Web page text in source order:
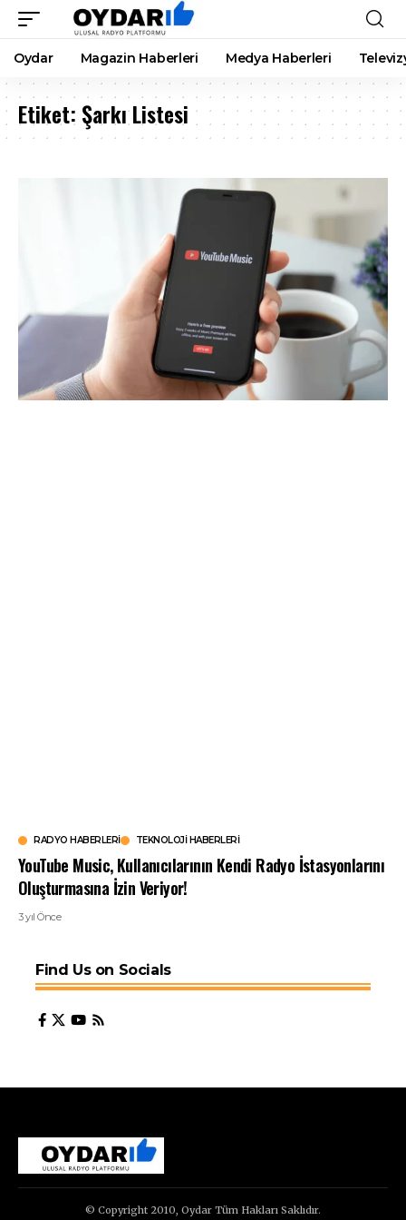
Oydar Magazin Haberleri Medya Haberleri
Etiket: Şarkı Listesi
RADYO HABERLERI TEKNOLOJI HABERLERI
YouTube Music, Kullanıcılarının Kendi Radyo İstasyonlarını
Oluşturmasına İzin Veriyor!
3 yıl Önce
Find Us on Socials
© Copyright 2010, Oydar Tüm Hakları Saklıdır.